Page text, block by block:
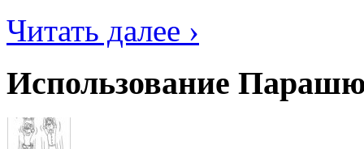
Читать далее ›
Использование